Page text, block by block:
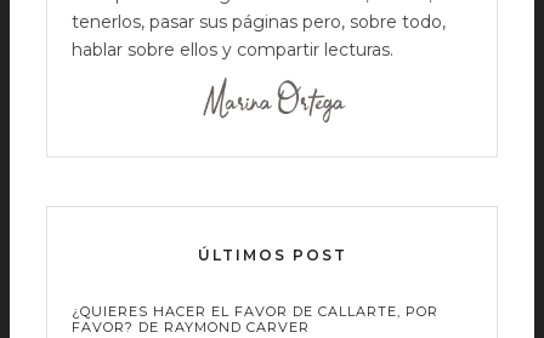
tenerlos, pasar sus páginas pero, sobre todo,
hablar sobre ellos y compartir lecturas.
ÚLTIMOS POST
¿QUIERES HACER EL FAVOR DE CALLARTE, POR
FAVOR? DE RAYMOND CARVER